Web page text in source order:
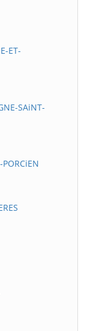
ET-
SAiNT-